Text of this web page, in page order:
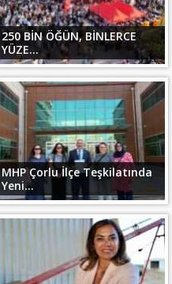
250 BİN ÖĞÜN, BİNLERCE
YÜZE...
MHP Çorlu İlçe Teşkilatında
Yeni...